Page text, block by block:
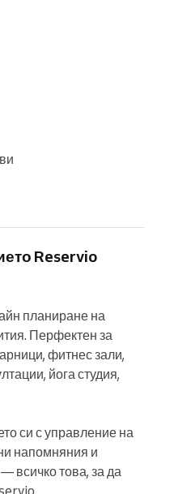
Reservio
планиране на
Перфектен за
фитнес зали,
йога студия,
си с управление на
напомняния и
всичко това, за да